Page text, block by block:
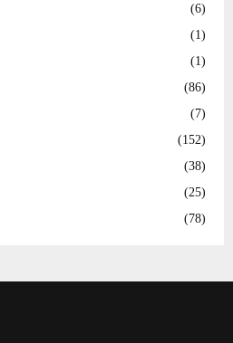
(6)
(1)
(1)
(86)
(7)
(152)
(38)
(25)
(78)